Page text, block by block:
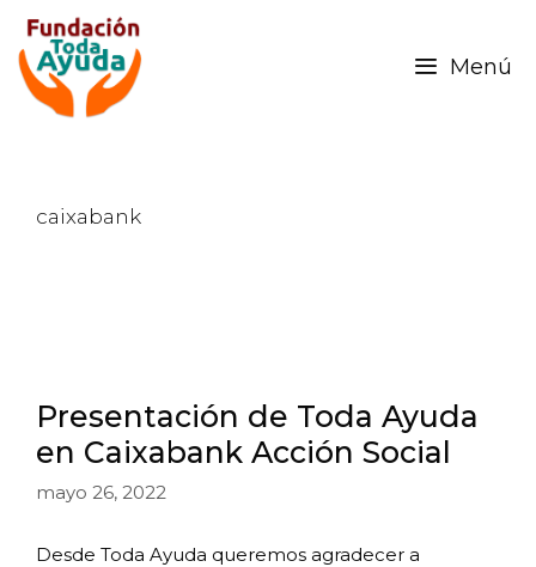
Menú
caixabank
Presentación de Toda Ayuda
en Caixabank Acción Social
mayo 26, 2022
Desde Toda Ayuda queremos agradecer a